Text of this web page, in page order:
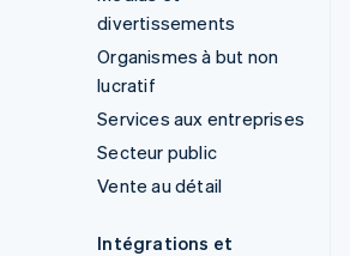
divertissements
Organismes à but non
lucratif
Services aux entreprises
Secteur public
Vente au détail
Intégrations et